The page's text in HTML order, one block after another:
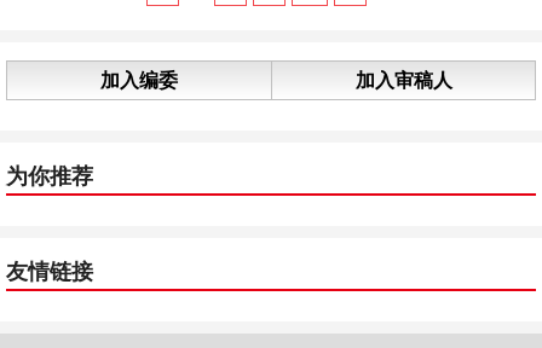
加入编委 加入审稿人
为你推荐
友情链接